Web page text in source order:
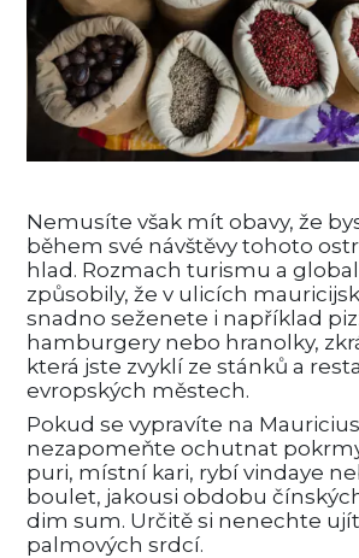
Nemusíte však mít obavy, že
během své návštěvy tohoto
hlad. Rozmach turismu a
způsobily, že v ulicích
snadno seženete i například
hamburgery nebo hranolky,
která jste zvyklí ze stánků a
evropských městech.
Pokud se vypravíte na
nezapomeňte ochutnat
puri, místní kari, rybí vindaye
boulet, jakousi obdobu
dim sum. Určitě si nenechte
palmových srdcí.